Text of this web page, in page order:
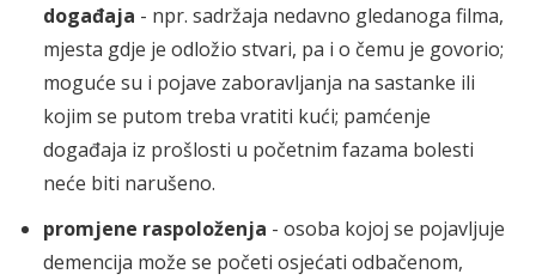
događaja - npr. sadržaja nedavno gledanoga filma,
mjesta gdje je odložio stvari, pa i o čemu je govorio;
moguće su i pojave zaboravljanja na sastanke ili
kojim se putom treba vratiti kući; pamćenje
događaja iz prošlosti u početnim fazama bolesti
neće biti narušeno.
promjene raspoloženja - osoba kojoj se pojavljuje
demencija može se početi osjećati odbačenom,